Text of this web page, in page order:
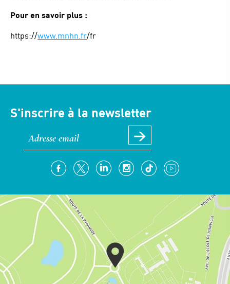
Pour en savoir plus :
https://www.mnhn.fr/fr
S'inscrire à la newsletter